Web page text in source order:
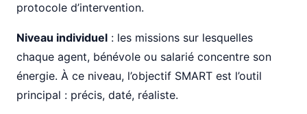
protocole d’intervention.
Niveau individuel : les missions sur lesquelles
chaque agent, bénévole ou salarié concentre son
énergie. À ce niveau, l’objectif SMART est l’outil
principal : précis, daté, réaliste.